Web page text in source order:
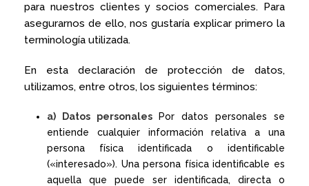
para nuestros clientes y socios comerciales. Para
asegurarnos de ello, nos gustaría explicar primero la
terminología utilizada.
En esta declaración de protección de datos,
utilizamos, entre otros, los siguientes términos:
a) Datos personales
Por datos personales se
entiende cualquier información relativa a una
persona física identificada o identificable
(«interesado»). Una persona física identificable es
aquella que puede ser identificada, directa o